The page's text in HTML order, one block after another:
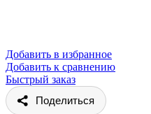
Добавить в избранное
Добавить к сравнению
Быстрый заказ
Поделиться